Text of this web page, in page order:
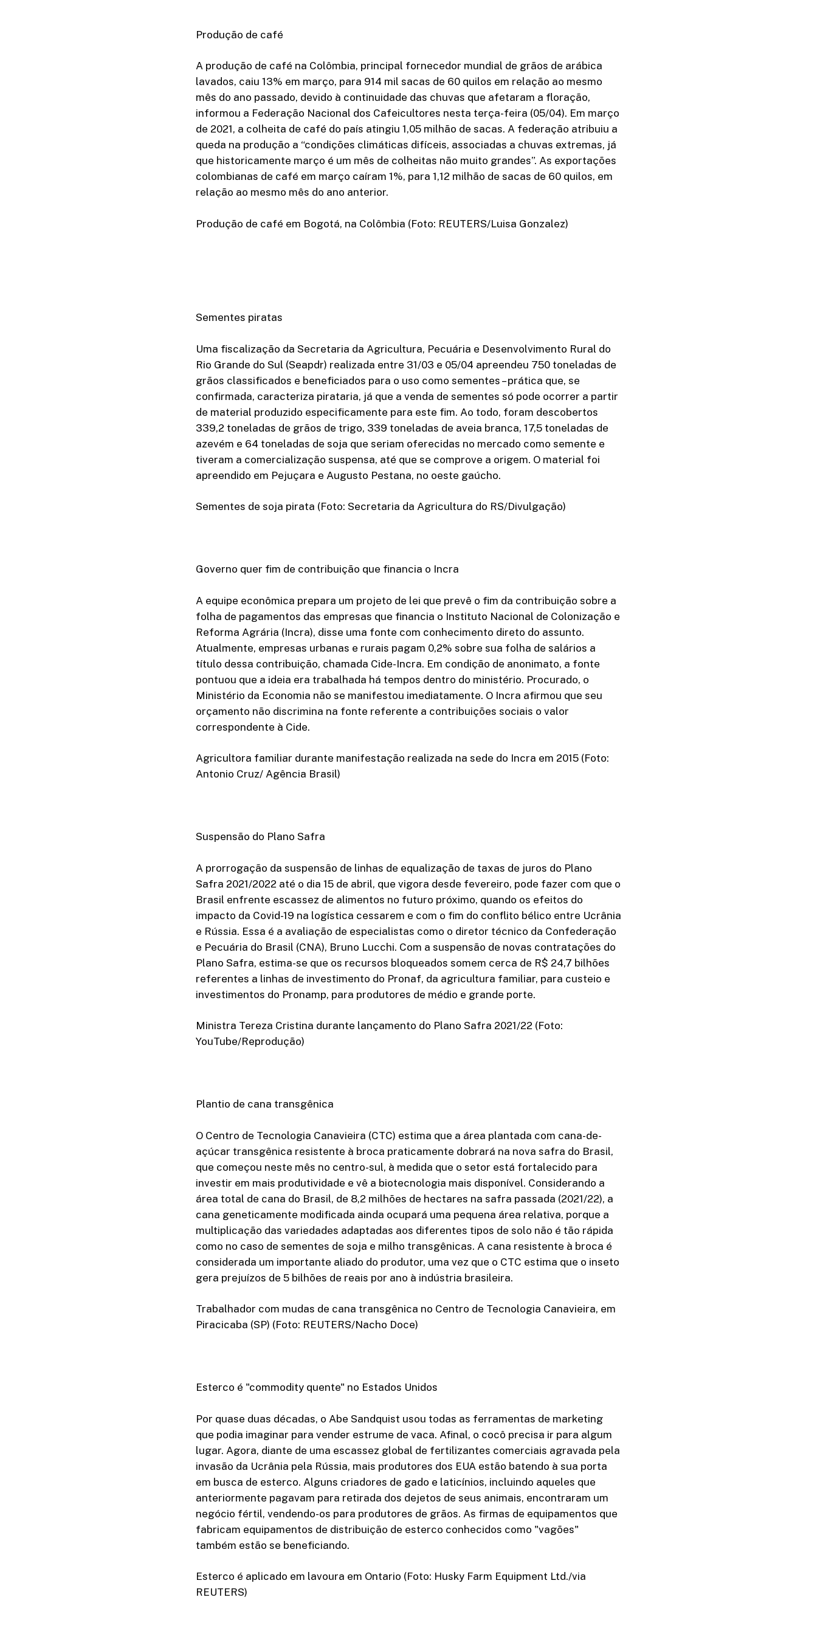
Produção de café
A produção de café na Colômbia, principal fornecedor mundial de grãos de arábica
lavados, caiu 13% em março, para 914 mil sacas de 60 quilos em relação ao mesmo
mês do ano passado, devido à continuidade das chuvas que afetaram a floração,
informou a Federação Nacional dos Cafeicultores nesta terça-feira (05/04). Em março
de 2021, a colheita de café do país atingiu 1,05 milhão de sacas. A federação atribuiu a
queda na produção a “condições climáticas difíceis, associadas a chuvas extremas, já
que historicamente março é um mês de colheitas não muito grandes”. As exportações
colombianas de café em março caíram 1%, para 1,12 milhão de sacas de 60 quilos, em
relação ao mesmo mês do ano anterior.
Produção de café em Bogotá, na Colômbia (Foto: REUTERS/Luisa Gonzalez)
Sementes piratas
Uma fiscalização da Secretaria da Agricultura, Pecuária e Desenvolvimento Rural do
Rio Grande do Sul (Seapdr) realizada entre 31/03 e 05/04 apreendeu 750 toneladas de
grãos classificados e beneficiados para o uso como sementes – prática que, se
confirmada, caracteriza pirataria, já que a venda de sementes só pode ocorrer a partir
de material produzido especificamente para este fim. Ao todo, foram descobertos
339,2 toneladas de grãos de trigo, 339 toneladas de aveia branca, 17,5 toneladas de
azevém e 64 toneladas de soja que seriam oferecidas no mercado como semente e
tiveram a comercialização suspensa, até que se comprove a origem. O material foi
apreendido em Pejuçara e Augusto Pestana, no oeste gaúcho.
Sementes de soja pirata (Foto: Secretaria da Agricultura do RS/Divulgação)
Governo quer fim de contribuição que financia o Incra
A equipe econômica prepara um projeto de lei que prevê o fim da contribuição sobre a
folha de pagamentos das empresas que financia o Instituto Nacional de Colonização e
Reforma Agrária (Incra), disse uma fonte com conhecimento direto do assunto.
Atualmente, empresas urbanas e rurais pagam 0,2% sobre sua folha de salários a
título dessa contribuição, chamada Cide-Incra. Em condição de anonimato, a fonte
pontuou que a ideia era trabalhada há tempos dentro do ministério. Procurado, o
Ministério da Economia não se manifestou imediatamente. O Incra afirmou que seu
orçamento não discrimina na fonte referente a contribuições sociais o valor
correspondente à Cide.
Agricultora familiar durante manifestação realizada na sede do Incra em 2015 (Foto:
Antonio Cruz/ Agência Brasil)
Suspensão do Plano Safra
A prorrogação da suspensão de linhas de equalização de taxas de juros do Plano
Safra 2021/2022 até o dia 15 de abril, que vigora desde fevereiro, pode fazer com que o
Brasil enfrente escassez de alimentos no futuro próximo, quando os efeitos do
impacto da Covid-19 na logística cessarem e com o fim do conflito bélico entre Ucrânia
e Rússia. Essa é a avaliação de especialistas como o diretor técnico da Confederação
e Pecuária do Brasil (CNA), Bruno Lucchi. Com a suspensão de novas contratações do
Plano Safra, estima-se que os recursos bloqueados somem cerca de R$ 24,7 bilhões
referentes a linhas de investimento do Pronaf, da agricultura familiar, para custeio e
investimentos do Pronamp, para produtores de médio e grande porte.
Ministra Tereza Cristina durante lançamento do Plano Safra 2021/22 (Foto:
YouTube/Reprodução)
Plantio de cana transgênica
O Centro de Tecnologia Canavieira (CTC) estima que a área plantada com cana-de-
açúcar transgênica resistente à broca praticamente dobrará na nova safra do Brasil,
que começou neste mês no centro-sul, à medida que o setor está fortalecido para
investir em mais produtividade e vê a biotecnologia mais disponível. Considerando a
área total de cana do Brasil, de 8,2 milhões de hectares na safra passada (2021/22), a
cana geneticamente modificada ainda ocupará uma pequena área relativa, porque a
multiplicação das variedades adaptadas aos diferentes tipos de solo não é tão rápida
como no caso de sementes de soja e milho transgênicas. A cana resistente à broca é
considerada um importante aliado do produtor, uma vez que o CTC estima que o inseto
gera prejuízos de 5 bilhões de reais por ano à indústria brasileira.
Trabalhador com mudas de cana transgênica no Centro de Tecnologia Canavieira, em
Piracicaba (SP) (Foto: REUTERS/Nacho Doce)
Esterco é "commodity quente" no Estados Unidos
Por quase duas décadas, o Abe Sandquist usou todas as ferramentas de marketing
que podia imaginar para vender estrume de vaca. Afinal, o cocô precisa ir para algum
lugar. Agora, diante de uma escassez global de fertilizantes comerciais agravada pela
invasão da Ucrânia pela Rússia, mais produtores dos EUA estão batendo à sua porta
em busca de esterco. Alguns criadores de gado e laticínios, incluindo aqueles que
anteriormente pagavam para retirada dos dejetos de seus animais, encontraram um
negócio fértil, vendendo-os para produtores de grãos. As firmas de equipamentos que
fabricam equipamentos de distribuição de esterco conhecidos como "vagões"
também estão se beneficiando.
Esterco é aplicado em lavoura em Ontario (Foto: Husky Farm Equipment Ltd./via
REUTERS)